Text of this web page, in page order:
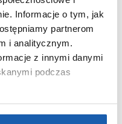
Informacje o tym, jak
partnerom
i analitycznym.
z innymi danymi
podczas
analitycznych,
w tym aby analizować
jej działanie oraz
preferencje.